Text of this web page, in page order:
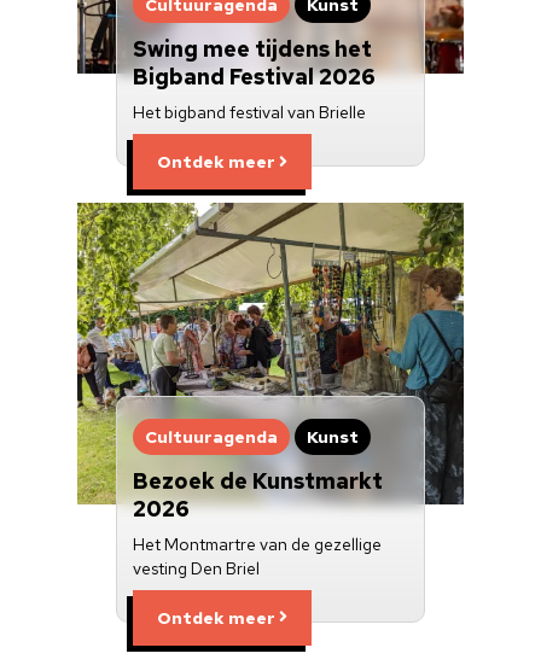
Cultuuragenda Kunst
Swing mee tijdens het
Bigband Festival 2026
Het bigband festival van Brielle
Ontdek meer
Cultuuragenda Kunst
Bezoek de Kunstmarkt
2026
Het Montmartre van de gezellige
vesting Den Briel
Ontdek meer